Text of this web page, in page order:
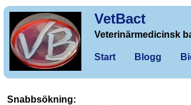
VetBact
Veterinärmedicinsk
Start Blogg
Snabbsökning: